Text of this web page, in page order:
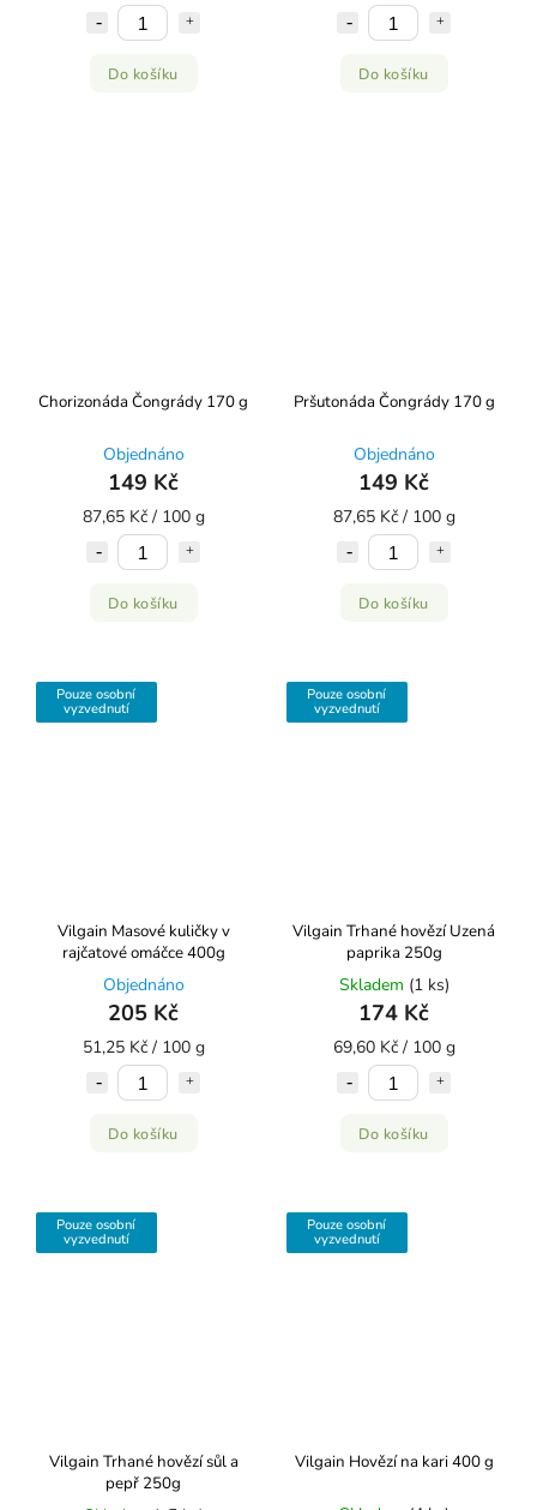
Do košíku Do košíku
Chorizonáda Čongrády 170 g
Objednáno
149 Kč
87,65 Kč / 100 g
Do košíku
Pršutonáda Čongrády 170 g
Objednáno
149 Kč
87,65 Kč / 100 g
Do košíku
Pouze osobní
vyzvednutí
Vilgain Masové kuličky v
rajčatové omáčce 400g
Objednáno
205 Kč
51,25 Kč / 100 g
Do košíku
Pouze osobní
vyzvednutí
Vilgain Trhané hovězí Uzená
paprika 250g
Skladem (1 ks)
174 Kč
69,60 Kč / 100 g
Do košíku
Pouze osobní
vyzvednutí
Vilgain Trhané hovězí sůl a
pepř 250g
Pouze osobní
vyzvednutí
Vilgain Hovězí na kari 400 g